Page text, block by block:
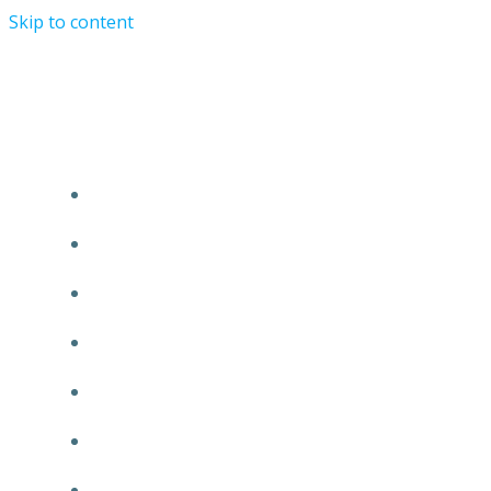
Skip to content